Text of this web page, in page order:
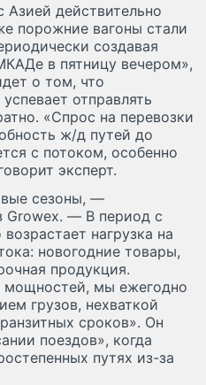
Азией действительно
порожние вагоны стали
создавая
в пятницу вечером»,
о том, что
отправлять
«Спрос на перевозки
ж/д путей до
с потоком, особенно
эксперт.
сезоны, —
Growex. — В период с
нагрузка на
новогодние товары,
продукция.
мощностей, мы ежегодно
грузов, нехваткой
сроков». Он
поездов», когда
путях из-за